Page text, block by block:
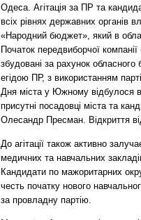
Одеса. Агітація за ПР та
всіх рівнях державних органів
«Народний бюджет», який в
Початок передвиборчої
збудовані за рахунок обласного
егідою ПР, з використанням
Дня міста у Южному відбулося
присутні посадовці міста та
Олесандр Пресман. Відкриття
До агітації також активно
медичних та навчальних
Кандидати по мажоритарних
честь початку нового
за провладну партію.